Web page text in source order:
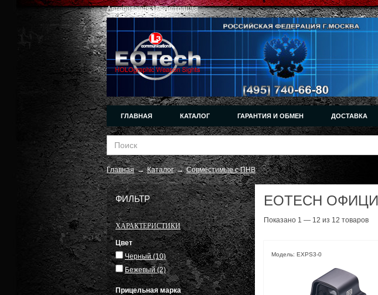
Авторизация|Регистрация
ГЛАВНАЯ КАТАЛОГ ГАРАНТИЯ И ОБМЕН ДОСТАВКА
Главная → Каталог → Совместимые с ПНВ
ФИЛЬТР
ХАРАКТЕРИСТИКИ
Цвет
Черный(10)
Бежевый(2)
Прицельная марка
EOTECH
Показано 1 — 12 из 12 товаров
Модель: EXPS3-0